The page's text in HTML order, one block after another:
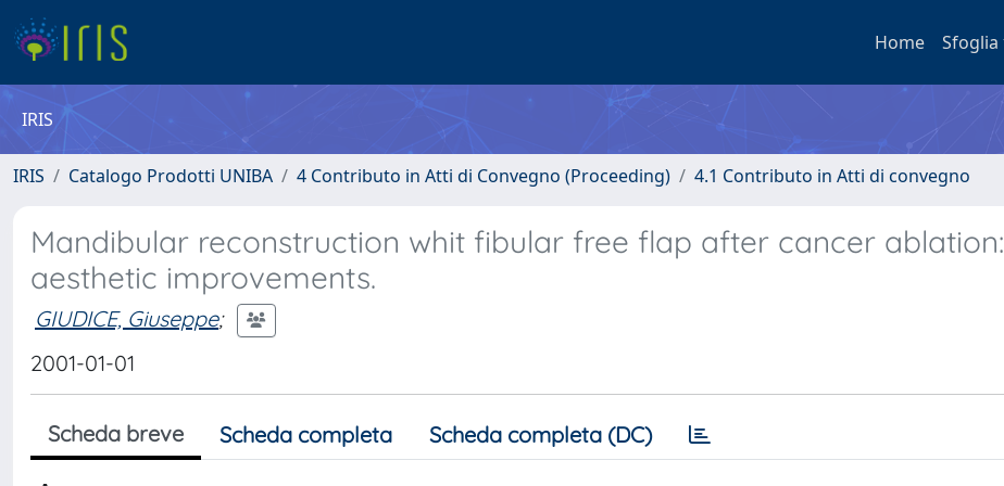
Home Sfoglia
IRIS
IRIS Catalogo Prodotti UNIBA 4 Contributo in Atti di Convegno (Proceeding) 4.1 Contributo in Atti di convegno
Mandibular reconstruction whit fibular free flap after cancer ablation:
aesthetic improvements.
GIUDICE, Giuseppe;
2001-01-01
Scheda breve Scheda completa Scheda completa (DC)